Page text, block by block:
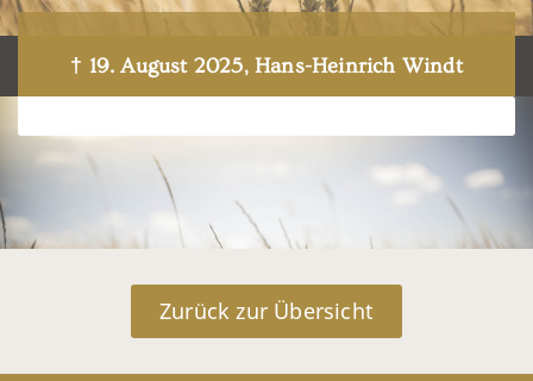
† 19. August 2025, Hans-Heinrich Windt
Zurück zur Übersicht